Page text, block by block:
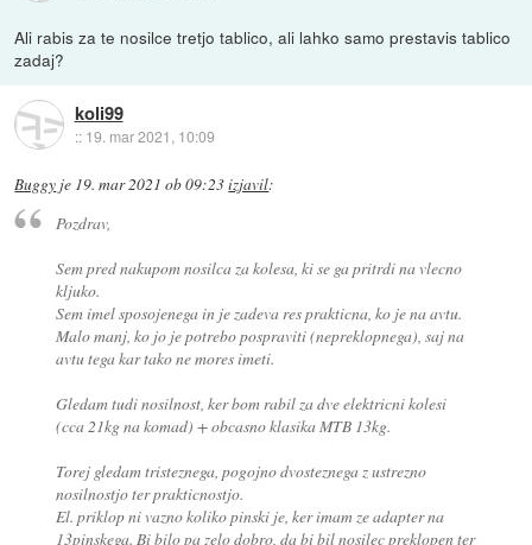
Ali rabis za te nosilce tretjo tablico, ali lahko samo prestavis tablico
zadaj?
koli99
:: 19. mar 2021, 10:09
Buggy je 19. mar 2021 ob 09:23izjavil:
Pozdrav,
Sem pred nakupom nosilca za kolesa, ki se ga pritrdi na vlecno
kljuko.
Sem imel sposojenega in je zadeva res prakticna, ko je na avtu.
Malo manj, ko jo je potrebo pospraviti (nepreklopnega), saj na
avtu tega kar tako ne mores imeti.
Gledam tudi nosilnost, ker bom rabil za dve elektricni kolesi
(cca 21kg na komad) + obcasno klasika MTB 13kg.
Torej gledam tristeznega, pogojno dvosteznega z ustrezno
nosilnostjo ter prakticnostjo.
El. priklop ni vazno koliko pinski je, ker imam ze adapter na
13pinskega. Bi bilo pa zelo dobro, da bi bil nosilec preklopen ter